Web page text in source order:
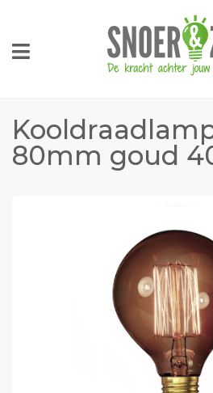
80mm goud